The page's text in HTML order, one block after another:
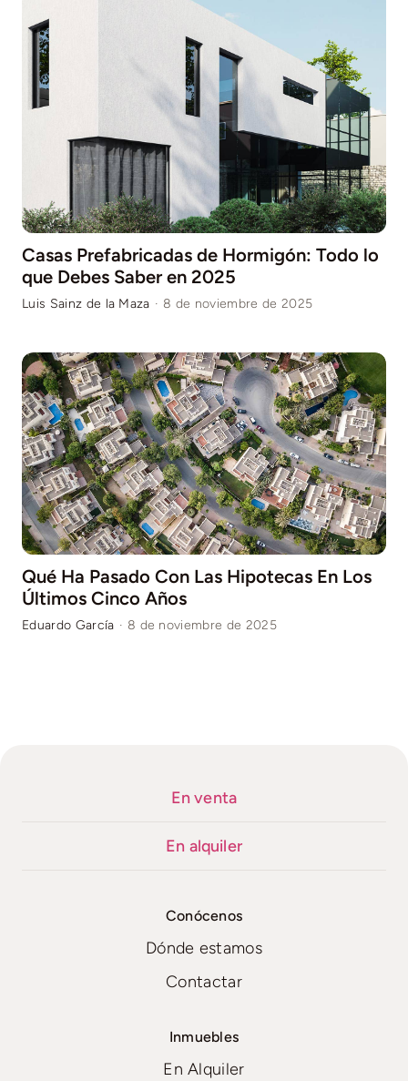
Casas Prefabricadas de Hormigón: Todo lo
que Debes Saber en 2025
Luis Sainz de la Maza · 8 de noviembre de 2025
Qué Ha Pasado Con Las Hipotecas En Los
Últimos Cinco Años
Eduardo García · 8 de noviembre de 2025
En venta
En alquiler
Conócenos
Dónde estamos
Contactar
Inmuebles
En Alquiler